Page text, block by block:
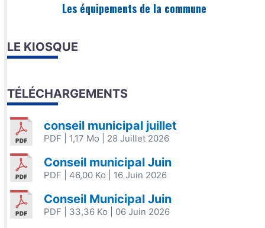
Les équipements de la commune
LE KIOSQUE
TÉLÉCHARGEMENTS
conseil municipal juillet
PDF | 1,17 Mo | 28 Juillet 2026
Conseil municipal Juin
PDF | 46,00 Ko | 16 Juin 2026
Conseil Municipal Juin
PDF | 33,36 Ko | 06 Juin 2026